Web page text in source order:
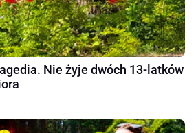
Nie żyje dwóch 13-latków